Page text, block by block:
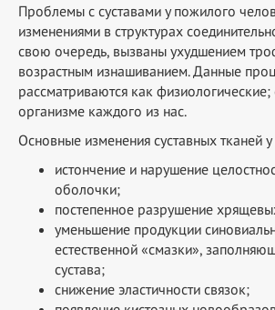
Проблемы с суставами у пожилого
изменениями в структурах
свою очередь, вызваны ухудшением
возрастным изнашиванием. Данные
рассматриваются как
организме каждого из нас.
Основные изменения суставных тканей
истончение и нарушение
оболочки;
постепенное разрушение
уменьшение продукции
естественной «смазки»,
сустава;
снижение эластичности связок;